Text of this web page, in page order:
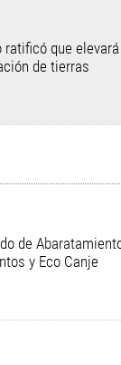
ratificó que
de tierras
de
y Eco Canje